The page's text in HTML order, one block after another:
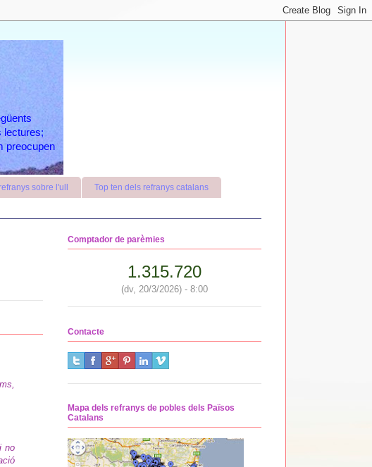
lectures;
preocupen
sobre l'ull Top ten dels refranys catalans
no
Comptador de parèmies
1.315.720
(dv, 20/3/2026) - 8:00
Contacte
Mapa dels refranys de pobles dels Països
Catalans